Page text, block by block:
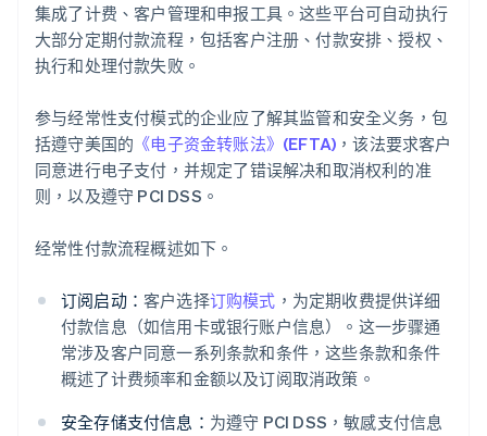
集成了计费、客户管理和申报工具。这些平台可自动执行
大部分定期付款流程，包括客户注册、付款安排、授权、
执行和处理付款失败。
参与经常性支付模式的企业应了解其监管和安全义务，包
括遵守美国的 《电子资金转账法》(EFTA) ，该法要求客户
同意进行电子支付，并规定了错误解决和取消权利的准
则，以及遵守 PCI DSS。
经常性付款流程概述如下。
订阅启动： 客户选择订购模式 ，为定期收费提供详细
付款信息（如信用卡或银行账户信息）。这一步骤通
常涉及客户同意一系列条款和条件，这些条款和条件
概述了计费频率和金额以及订阅取消政策。
安全存储支付信息： 为遵守 PCI DSS，敏感支付信息